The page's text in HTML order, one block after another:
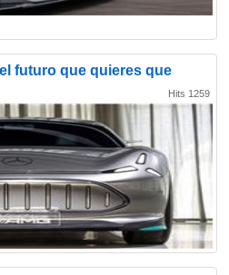
futuro que quieres que
Hits 1259